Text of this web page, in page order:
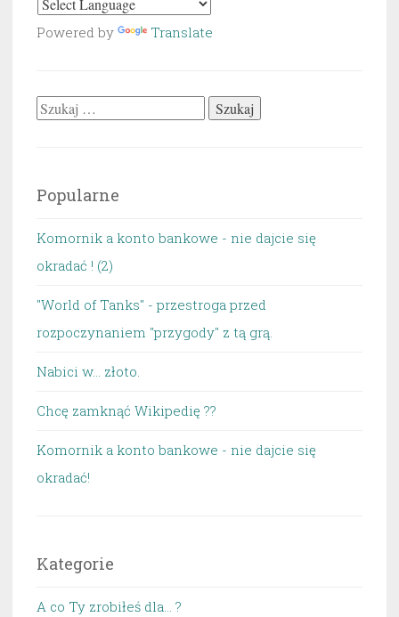
Powered by Translate
Szukaj:
Popularne
Komornik a konto bankowe - nie dajcie się
okradać ! (2)
"World of Tanks" - przestroga przed
rozpoczynaniem "przygody" z tą grą.
Nabici w... złoto.
Chcę zamknąć Wikipedię ??
Komornik a konto bankowe - nie dajcie się
okradać!
Kategorie
A co Ty zrobiłeś dla… ?